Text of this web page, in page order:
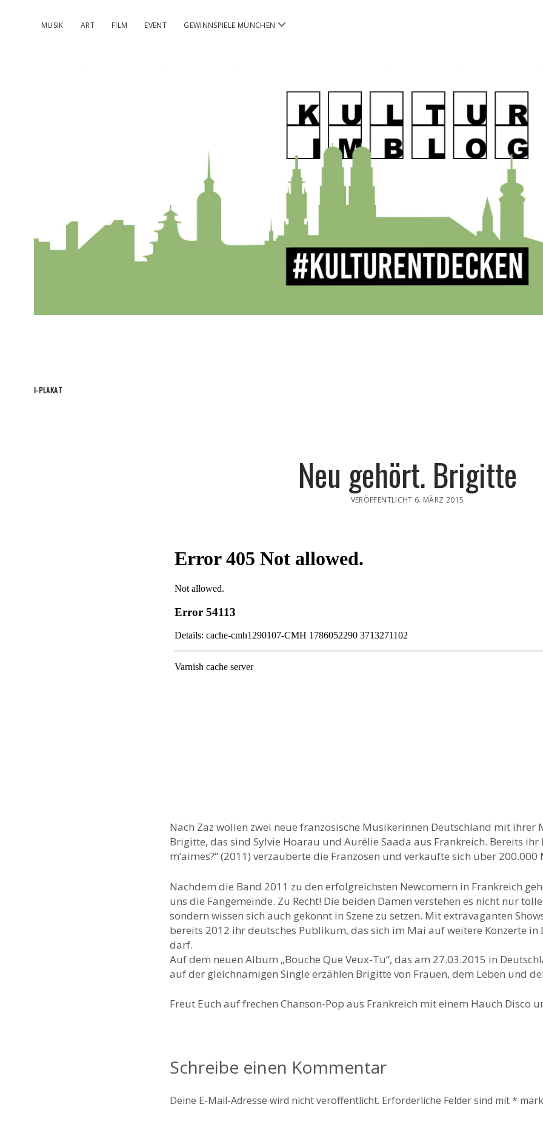
MUSIK ART FILM EVENT GEWINNSPIELE MÜNCHEN Menü
kulturIMBLOG
I-PLAKAT
Neu gehört. Brigitte
VERÖFFENTLICHT 6. MÄRZ 2015
Nach Zaz wollen zwei neue französische Musikerinnen Deutschland mit ihrer
Brigitte, das sind Sylvie Hoarau und Aurélie Saada aus Frankreich. Bereits ihr
m’aimes?“ (2011) verzauberte die Franzosen und verkaufte sich über 200.000
Nachdem die Band 2011 zu den erfolgreichsten Newcomern in Frankreich
uns die Fangemeinde. Zu Recht! Die beiden Damen verstehen es nicht nur
sondern wissen sich auch gekonnt in Szene zu setzen. Mit extravaganten
bereits 2012 ihr deutsches Publikum, das sich im Mai auf weitere Konzerte in
darf.
Auf dem neuen Album „Bouche Que Veux-Tu“, das am 27.03.2015 in
auf der gleichnamigen Single erzählen Brigitte von Frauen, dem Leben und
Freut Euch auf frechen Chanson-Pop aus Frankreich mit einem Hauch Disco
Schreibe einen Kommentar
Deine E-Mail-Adresse wird nicht veröffentlicht. Erforderliche Felder sind mit*